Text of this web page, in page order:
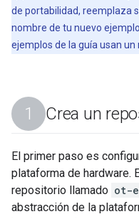
de portabilidad, reemplaza
nombre de tu nuevo
ejemplos de la guía usan
Crea un
El primer paso es
plataforma de hardware.
repositorio llamado ot-
abstracción de la